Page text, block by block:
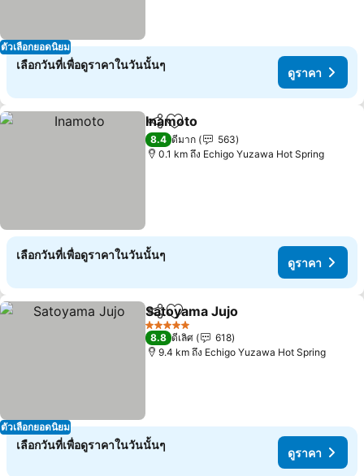
ตัวเลือกยอดนิยม
เลือกวันที่เพื่อดูราคาในวันนั้นๆ
ดูราคา
แชร์ เพิ่มในรายการโปรด
Inamoto
8.4 ดีมาก
563
0.1 km ถึง Echigo Yuzawa Hot Spring
เลือกวันที่เพื่อดูราคาในวันนั้นๆ
ดูราคา
ตัวเลือกยอดนิยม
แชร์ เพิ่มในรายการโปรด
Satoyama Jujo
5 ดาว
8.8 ดีเลิศ
618
9.4 km ถึง Echigo Yuzawa Hot Spring
เลือกวันที่เพื่อดูราคาในวันนั้นๆ
ดูราคา